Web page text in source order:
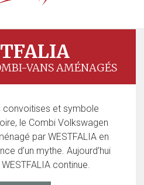
VANS AMÉNAGÉS
convoitises et symbole
le Combi Volkswagen
par WESTFALIA en
d’un mythe. Aujourd’hui
continue.